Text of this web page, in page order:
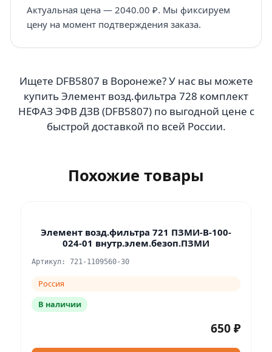
Актуальная цена — 2040.00 ₽. Мы фиксируем
цену на момент подтверждения заказа.
Ищете DFB5807 в Воронеже? У нас вы можете
купить Элемент возд.фильтра 728 комплект
НЕФАЗ ЭФВ ДЗВ (DFB5807) по выгодной цене с
быстрой доставкой по всей России.
Похожие товары
Элемент возд.фильтра 721 ПЗМИ-В-100-
024-01 внутр.элем.безоп.ПЗМИ
Артикул: 721-1109560-30
Россия
В наличии
650 ₽